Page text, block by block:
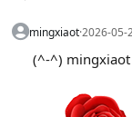
mingxiaot·2026-05-
(^-^) mingxiaot